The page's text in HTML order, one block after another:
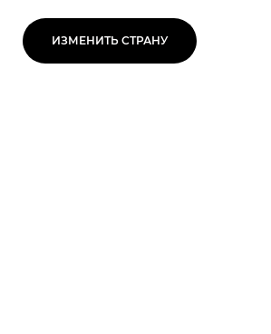
ИЗМЕНИТЬ СТРАНУ